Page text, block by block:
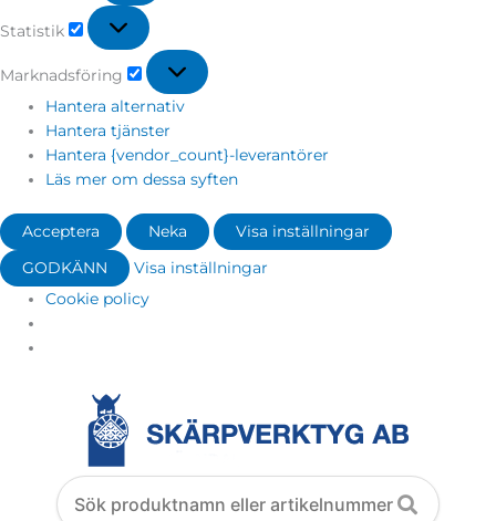
Statistik
Marknadsföring
Hantera alternativ
Hantera tjänster
Hantera {vendor_count}-leverantörer
Läs mer om dessa syften
Acceptera Neka Visa inställningar
GODKÄNN
Visa inställningar
Cookie policy
Search
products